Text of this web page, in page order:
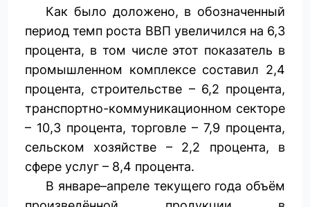
Как было доложено, в обозначенный
период темп роста ВВП увеличился на 6,3
процента, в том числе этот показатель в
промышленном комплексе составил 2,4
процента, строительстве – 6,2 процента,
транспортно-коммуникационном секторе
– 10,3 процента, торговле – 7,9 процента,
сельском хозяйстве – 2,2 процента, в
сфере услуг – 8,4 процента.
В январе–апреле текущего года объём